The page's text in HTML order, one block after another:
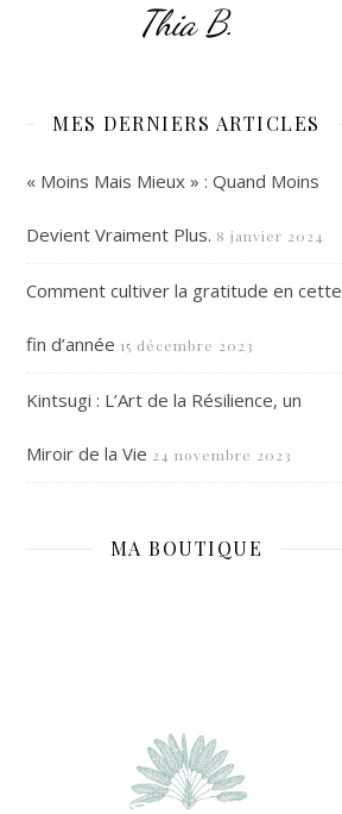
Thia B.
MES DERNIERS ARTICLES
« Moins Mais Mieux » : Quand Moins
Devient Vraiment Plus. 8 janvier 2024
Comment cultiver la gratitude en cette
fin d’année 15 décembre 2023
Kintsugi : L’Art de la Résilience, un
Miroir de la Vie 24 novembre 2023
MA BOUTIQUE